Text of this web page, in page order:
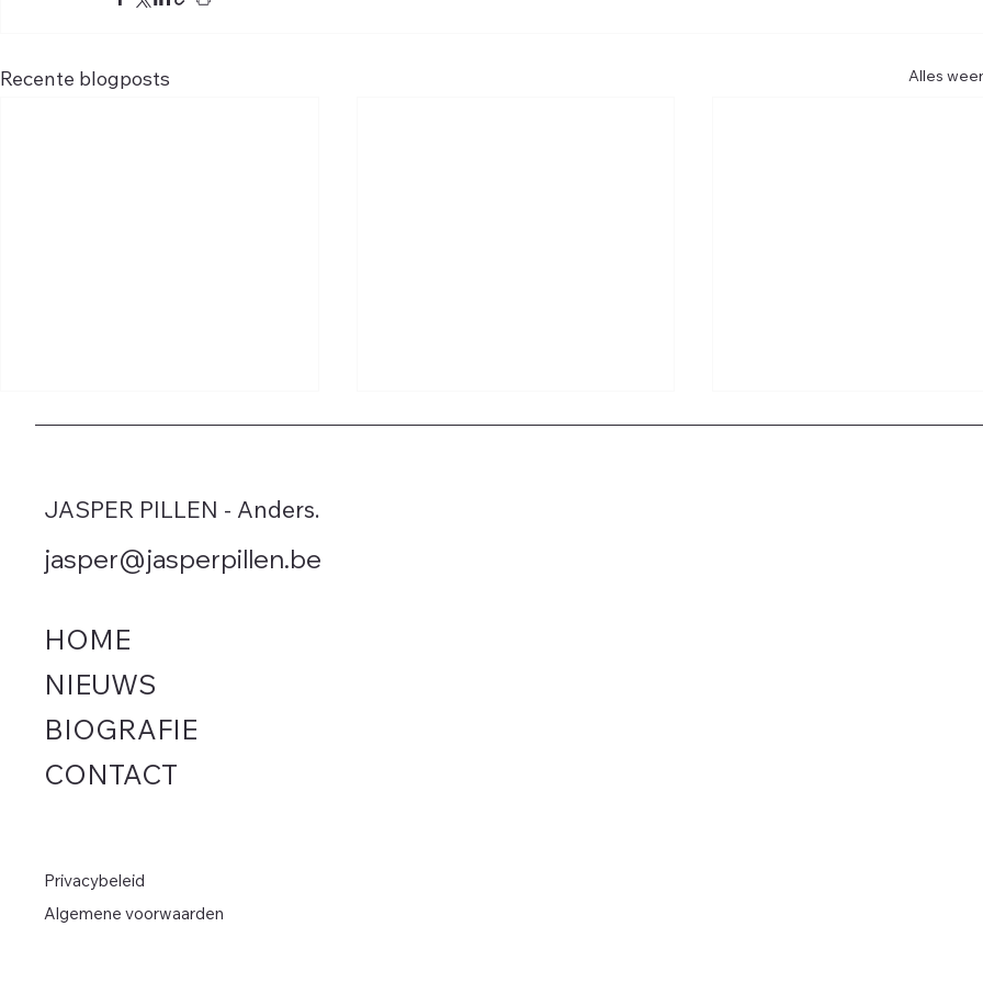
Recente blogposts Alles
Vlaming met extra autotaks
JASPER PILLEN - Anders.
jasper@jasperpillen.be
HOME
NIEUWS
BIOGRAFIE
CONTACT
Privacybeleid
Algemene voorwaarden